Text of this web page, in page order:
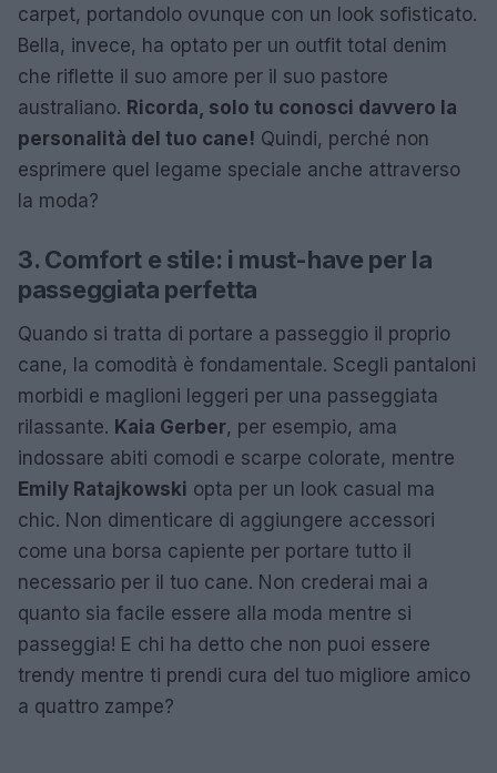
carpet, portandolo ovunque con un look sofisticato.
Bella, invece, ha optato per un outfit total denim
che riflette il suo amore per il suo pastore
australiano. Ricorda, solo tu conosci davvero la
personalità del tuo cane! Quindi, perché non
esprimere quel legame speciale anche attraverso
la moda?
3. Comfort e stile: i must-have per la
passeggiata perfetta
Quando si tratta di portare a passeggio il proprio
cane, la comodità è fondamentale. Scegli pantaloni
morbidi e maglioni leggeri per una passeggiata
rilassante. Kaia Gerber, per esempio, ama
indossare abiti comodi e scarpe colorate, mentre
Emily Ratajkowski opta per un look casual ma
chic. Non dimenticare di aggiungere accessori
come una borsa capiente per portare tutto il
necessario per il tuo cane. Non crederai mai a
quanto sia facile essere alla moda mentre si
passeggia! E chi ha detto che non puoi essere
trendy mentre ti prendi cura del tuo migliore amico
a quattro zampe?